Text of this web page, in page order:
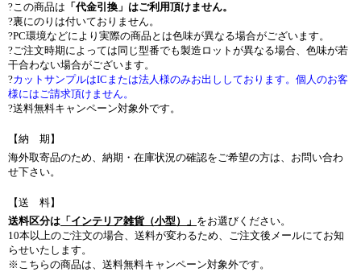
?この商品は 「代金引換」はご利用頂けません。
?裏にのりは付いておりません。
?PC環境などにより実際の商品とは色味が異なる場合がございます。
?ご注文時期によっては同じ型番でも製造ロットが異なる場合、色味が若
干合わない場合がございます。
?カットサンプルはICまたは法人様のみお出ししております。個人のお客
様にはご請求頂けません。
?送料無料キャンペーン対象外です。
【納 期】
海外取寄品のため、納期・在庫状況の確認をご希望の方は、お問い合わ
せ下さい。
【送 料】
送料区分は 「インテリア雑貨（小型）」 をお選びください。
10本以上のご注文の場合、送料が変わるため、ご注文後メールにてお知
らせいたします。
※こちらの商品は、送料無料キャンペーン対象外です。